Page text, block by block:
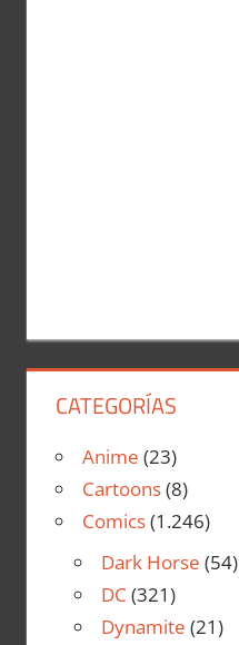
CATEGORÍAS
Anime (23)
Cartoons(8)
Comics(1.246)
Dark Horse (54)
DC (321)
Dynamite (21)